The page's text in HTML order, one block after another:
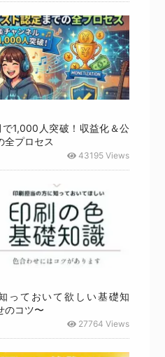
1,000人突破！収益化＆公
全プロセス
43195 Views
っておいて欲しい基礎知
コツ〜
27764 Views